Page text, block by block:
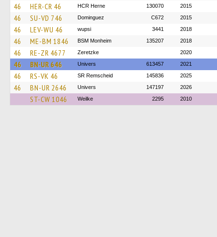
46 HER-CR 46 HCR Herne 130070 2015
46 SU-VD 746 Dominguez C672 2015
46 LEV-WU 46 wupsi 3441 2018
46 ME-BM 1846 BSM Monheim 135207 2018
46 RE-ZR 4677 Zeretzke 2020
46 BN-UR 646 Univers 613457 2021
46 RS-VK 46 SR Remscheid 145836 2025
46 BN-UR 2646 Univers 147197 2026
ST-CW 1046 Weilke 2295 2010